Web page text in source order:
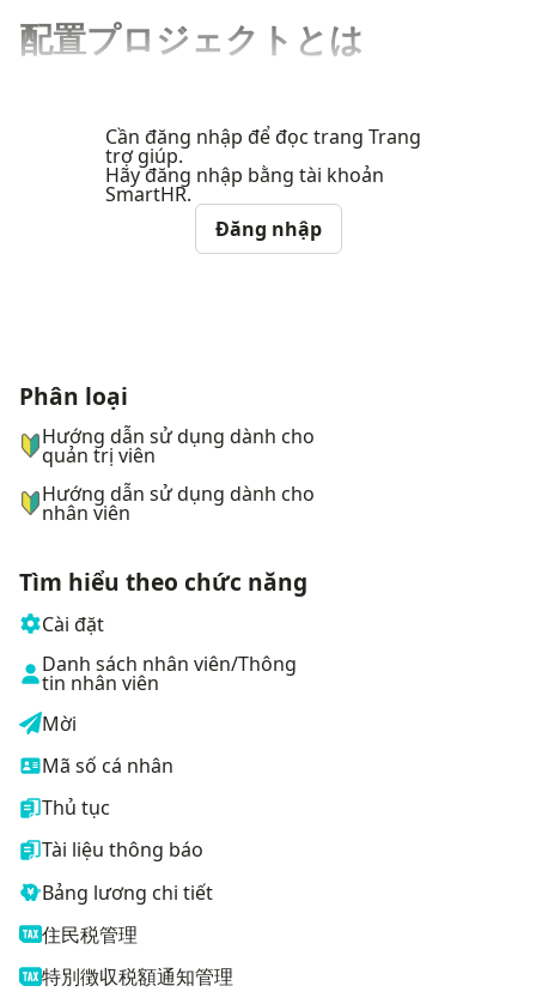
配置プロジェクトとは
Cần đăng nhập để đọc trang Trang
trợ giúp.
Hãy đăng nhập bằng tài khoản
SmartHR.
Đăng nhập
ナビゲーションメニュー
Phân loại
Hướng dẫn sử dụng dành cho
quản trị viên
Hướng dẫn sử dụng dành cho
nhân viên
Tìm hiểu theo chức năng
Cài đặt
Danh sách nhân viên/Thông
tin nhân viên
Mời
Mã số cá nhân
Thủ tục
Tài liệu thông báo
Bảng lương chi tiết
住民税管理
特別徴収税額通知管理